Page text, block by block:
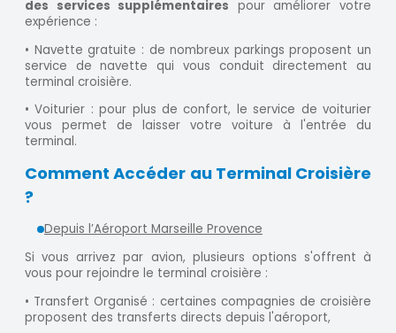
des services supplémentaires pour améliorer votre
expérience :
• Navette gratuite : de nombreux parkings proposent un
service de navette qui vous conduit directement au
terminal croisière.
• Voiturier : pour plus de confort, le service de voiturier
vous permet de laisser votre voiture à l'entrée du
terminal.
Comment Accéder au Terminal Croisière
?
Depuis l’Aéroport Marseille Provence
Si vous arrivez par avion, plusieurs options s'offrent à
vous pour rejoindre le terminal croisière :
• Transfert Organisé : certaines compagnies de croisière
proposent des transferts directs depuis l'aéroport,